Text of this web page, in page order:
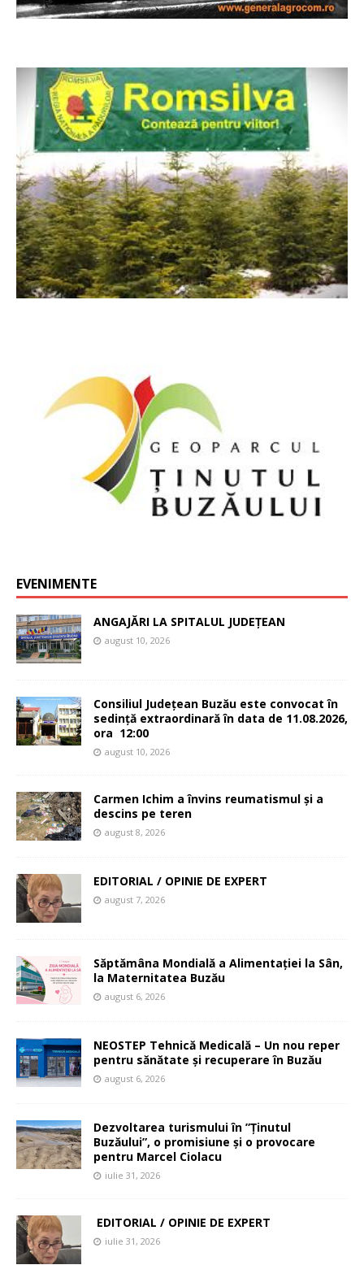
EVENIMENTE
ANGAJĂRI LA SPITALUL JUDEȚEAN
august 10, 2026
Consiliul Județean Buzău este convocat în
sedință extraordinară în data de 11.08.2026,
ora 12:00
august 10, 2026
Carmen Ichim a învins reumatismul și a
descins pe teren
august 8, 2026
EDITORIAL / OPINIE DE EXPERT
august 7, 2026
Săptămâna Mondială a Alimentației la Sân,
la Maternitatea Buzău
august 6, 2026
NEOSTEP Tehnică Medicală – Un nou reper
pentru sănătate și recuperare în Buzău
august 6, 2026
Dezvoltarea turismului în ”Ținutul
Buzăului”, o promisiune și o provocare
pentru Marcel Ciolacu
iulie 31, 2026
EDITORIAL / OPINIE DE EXPERT
iulie 31, 2026